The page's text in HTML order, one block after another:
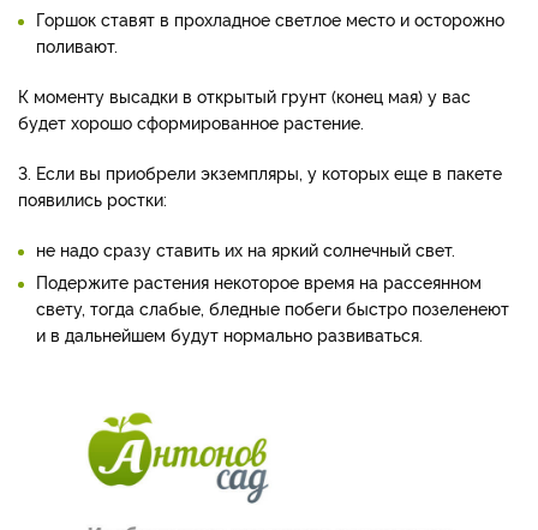
Горшок ставят в прохладное светлое место и осторожно
поливают.
К моменту высадки в открытый грунт (конец мая) у вас
будет хорошо сформированное растение.
3. Если вы приобрели экземпляры, у которых еще в пакете
появились ростки:
не надо сразу ставить их на яркий солнечный свет.
Подержите растения некоторое время на рассеянном
свету, тогда слабые, бледные побеги быстро позеленеют
и в дальнейшем будут нормально развиваться.